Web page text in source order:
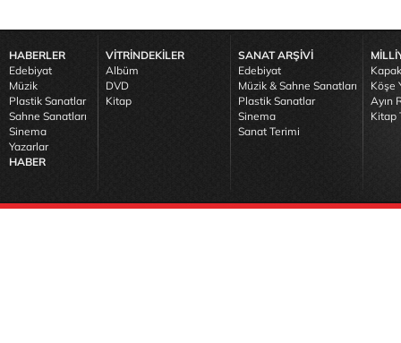
HABERLER
Edebiyat
Müzik
Plastik Sanatlar
Sahne Sanatları
Sinema
Yazarlar
HABER
VİTRİNDEKİLER
Albüm
DVD
Kitap
SANAT ARŞİVİ
Edebiyat
Müzik & Sahne Sanatları
Plastik Sanatlar
Sinema
Sanat Terimi
Köşe
Ayın
Kitap